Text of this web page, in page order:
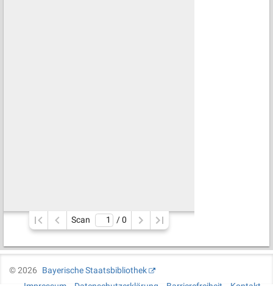
Scan / 0
©2026
Bayerische Staatsbibliothek